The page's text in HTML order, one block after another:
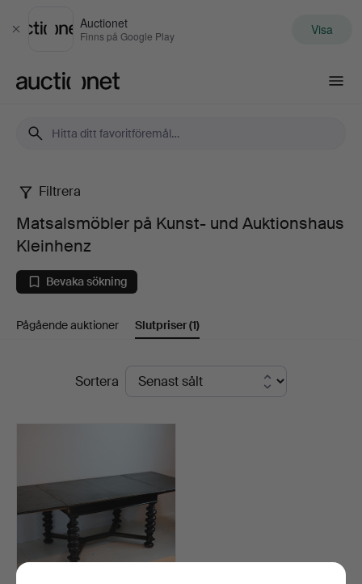
Stäng
Auctionet
Finns på Google Play Visa
Matsalsmöbler
på
Kunst-
und
Kleinhenz
Filtrera
Matsalsmöbler på Kunst- und Auktionshaus
Kleinhenz
Bevaka sökning
Pågående auktioner Slutpriser(1)
SlutpriserSortera